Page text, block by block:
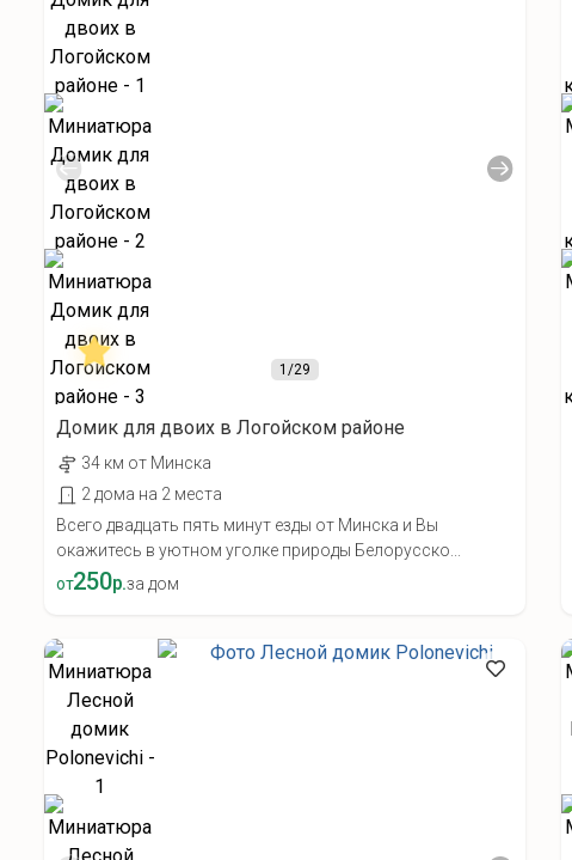
1 /29
Домик для двоих в Логойском районе
34 км от Минска
2 дома на 2 места
Всего двадцать пять минут езды от Минска и Вы
окажитесь в уютном уголке природы Белорусско...
от250р.за дом